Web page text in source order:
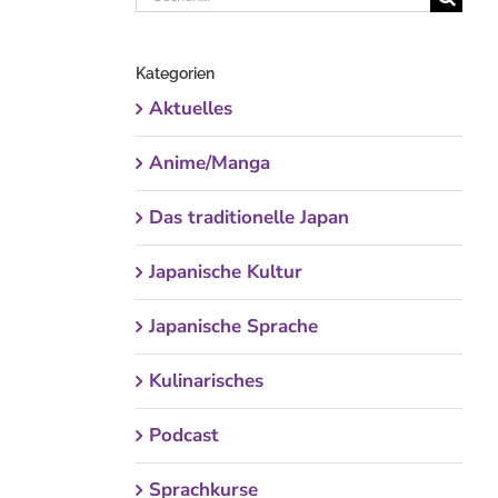
Kategorien
Aktuelles
Anime/Manga
Das traditionelle Japan
Japanische Kultur
Japanische Sprache
Kulinarisches
Podcast
Sprachkurse